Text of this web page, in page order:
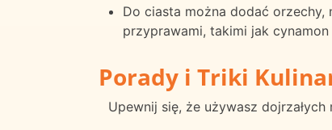
Do ciasta można dodać
przyprawami, takimi jak cynamon
Porady i Triki
Upewnij się, że używasz